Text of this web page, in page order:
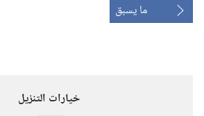
ما يسبق
خيارات التنزيل